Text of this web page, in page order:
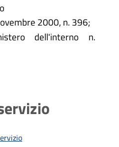
2000, n. 396;
dell'interno n.